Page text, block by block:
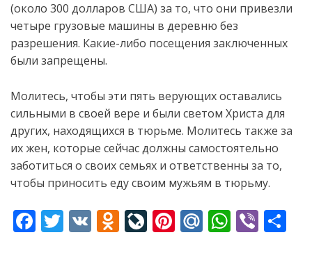
(около 300 долларов США) за то, что они привезли
четыре грузовые машины в деревню без
разрешения. Какие-либо посещения заключенных
были запрещены.
Молитесь, чтобы эти пять верующих оставались
сильными в своей вере и были светом Христа для
других, находящихся в тюрьме. Молитесь также за
их жен, которые сейчас должны самостоятельно
заботиться о своих семьях и ответственны за то,
чтобы приносить еду своим мужьям в тюрьму.
F T V O Li Pi M W Vi